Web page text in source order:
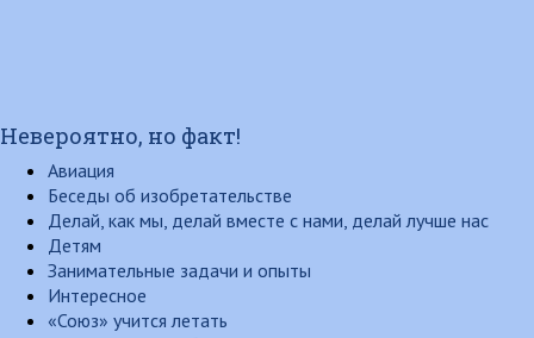
Невероятно, но факт!
Авиация
Беседы об изобретательстве
Делай, как мы, делай вместе с нами, делай лучше нас
Детям
Занимательные задачи и опыты
Интересное
«Союз» учится летать